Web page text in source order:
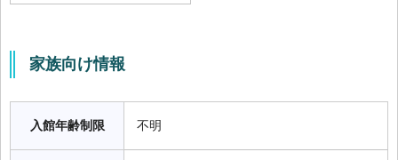
家族向け情報
入館年齢制限 不明